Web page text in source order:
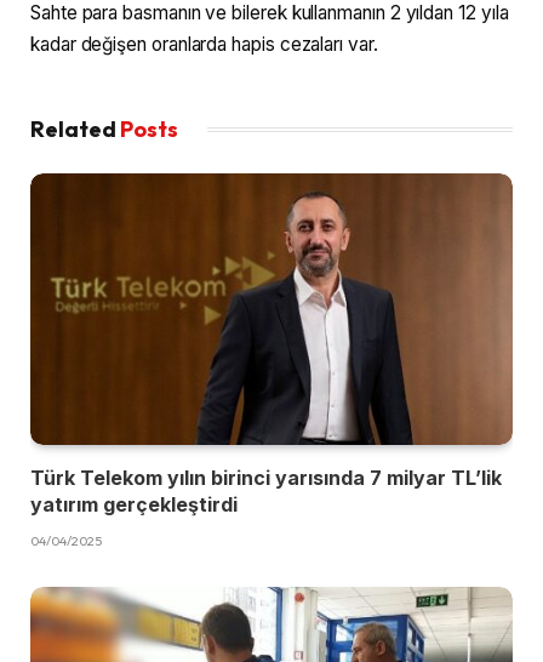
Sahte para basmanın ve bilerek kullanmanın 2 yıldan 12 yıla
kadar değişen oranlarda hapis cezaları var.
Related Posts
Türk Telekom yılın birinci yarısında 7 milyar TL’lik
yatırım gerçekleştirdi
04/04/2025